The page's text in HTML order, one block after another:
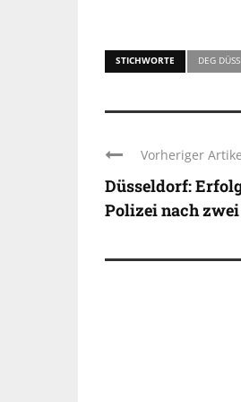
STICHWORTE DEG
Vorheriger
Düsseldorf:
Polizei nach zwei